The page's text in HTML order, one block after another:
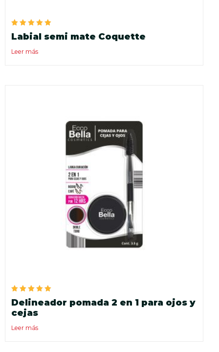
Valorado
en
de 5
Labial semi mate Coquette
Leer más
Valorado
en
5.00
de 5
Delineador pomada 2 en 1 para ojos y
cejas
Leer más